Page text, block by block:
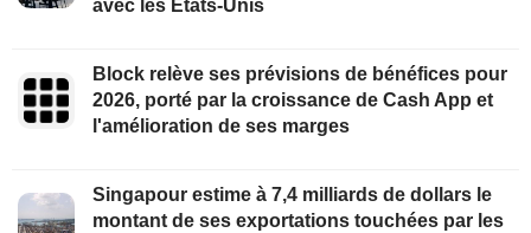
avec les États-Unis
Block relève ses prévisions de bénéfices pour
2026, porté par la croissance de Cash App et
l'amélioration de ses marges
Singapour estime à 7,4 milliards de dollars le
montant de ses exportations touchées par les